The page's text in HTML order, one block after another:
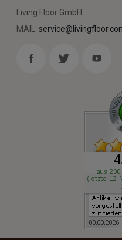
Living Floor GmbH
MAIL: